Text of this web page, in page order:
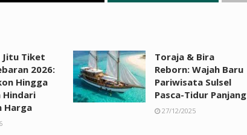
Tiket
2026:
Hingga
Hindari
Harga
Toraja & Bira
Reborn: Wajah Baru
Pariwisata Sulsel
Pasca-Tidur Panjang
27/12/2025